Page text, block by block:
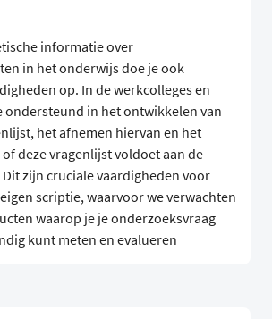
informatie over
in het onderwijs doe je ook
op. In de werkcolleges en
ondersteund in het ontwikkelen van
het afnemen hiervan en het
deze vragenlijst voldoet aan de
zijn cruciale vaardigheden voor
scriptie, waarvoor we verwachten
waarop je je onderzoeksvraag
kunt meten en evalueren